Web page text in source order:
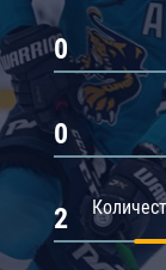
0
0
2